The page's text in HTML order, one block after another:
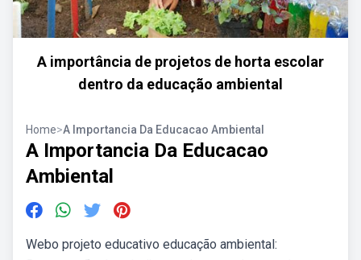
A importância de projetos de horta escolar
dentro da educação ambiental
Home>A Importancia Da Educacao Ambiental
A Importancia Da Educacao
Ambiental
Webo projeto educativo educação ambiental: